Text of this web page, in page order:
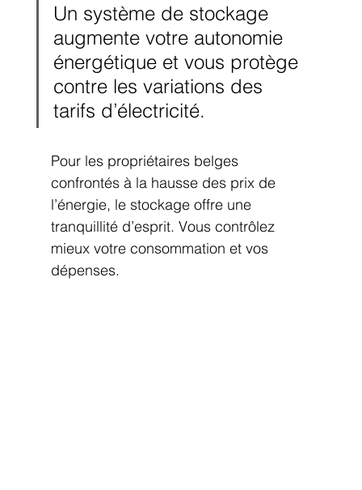
Un système de stockage
augmente votre autonomie
énergétique et vous protège
contre les variations des
tarifs d’électricité.
Pour les propriétaires belges
confrontés à la hausse des prix de
l’énergie, le stockage offre une
tranquillité d’esprit. Vous contrôlez
mieux votre consommation et vos
dépenses.